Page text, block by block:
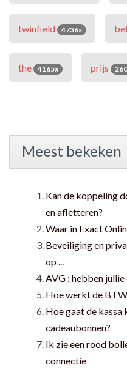
twinfield 4736x
the 4165x prijs
Meest bekeken
Kan de koppeling
en afletteren?
Waar in Exact
Beveiliging en
op ...
AVG : hebben
Hoe werkt de
Hoe gaat de
cadeaubonnen?
Ik zie een rood
connectie